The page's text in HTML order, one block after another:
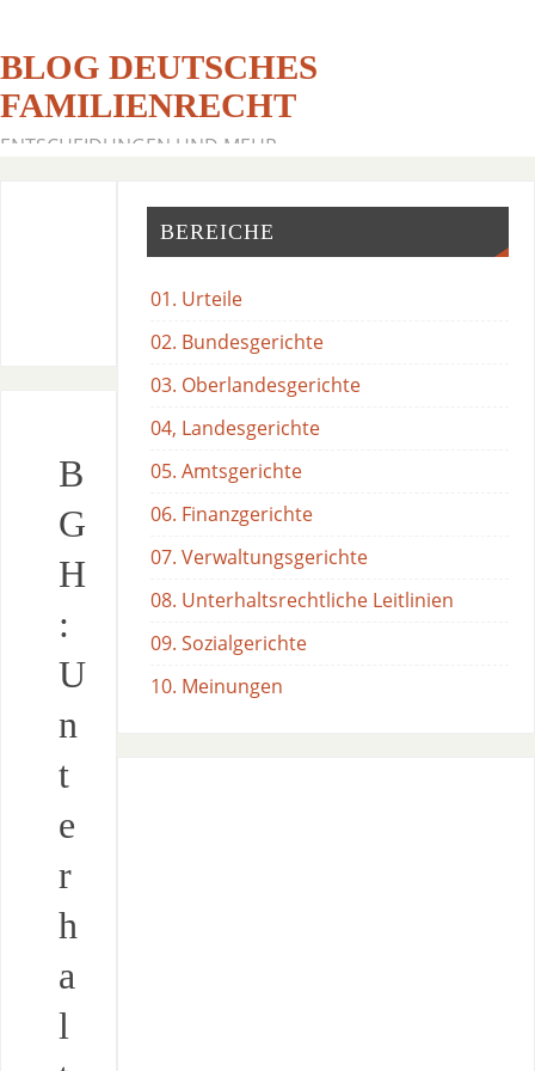
BLOG DEUTSCHES
FAMILIENRECHT
ENTSCHEIDUNGEN UND MEHR
B
G
H
:
U
n
t
e
r
h
a
l
BEREICHE
01. Urteile
02. Bundesgerichte
03. Oberlandesgerichte
04, Landesgerichte
05. Amtsgerichte
06. Finanzgerichte
07. Verwaltungsgerichte
08. Unterhaltsrechtliche Leitlinien
09. Sozialgerichte
10. Meinungen